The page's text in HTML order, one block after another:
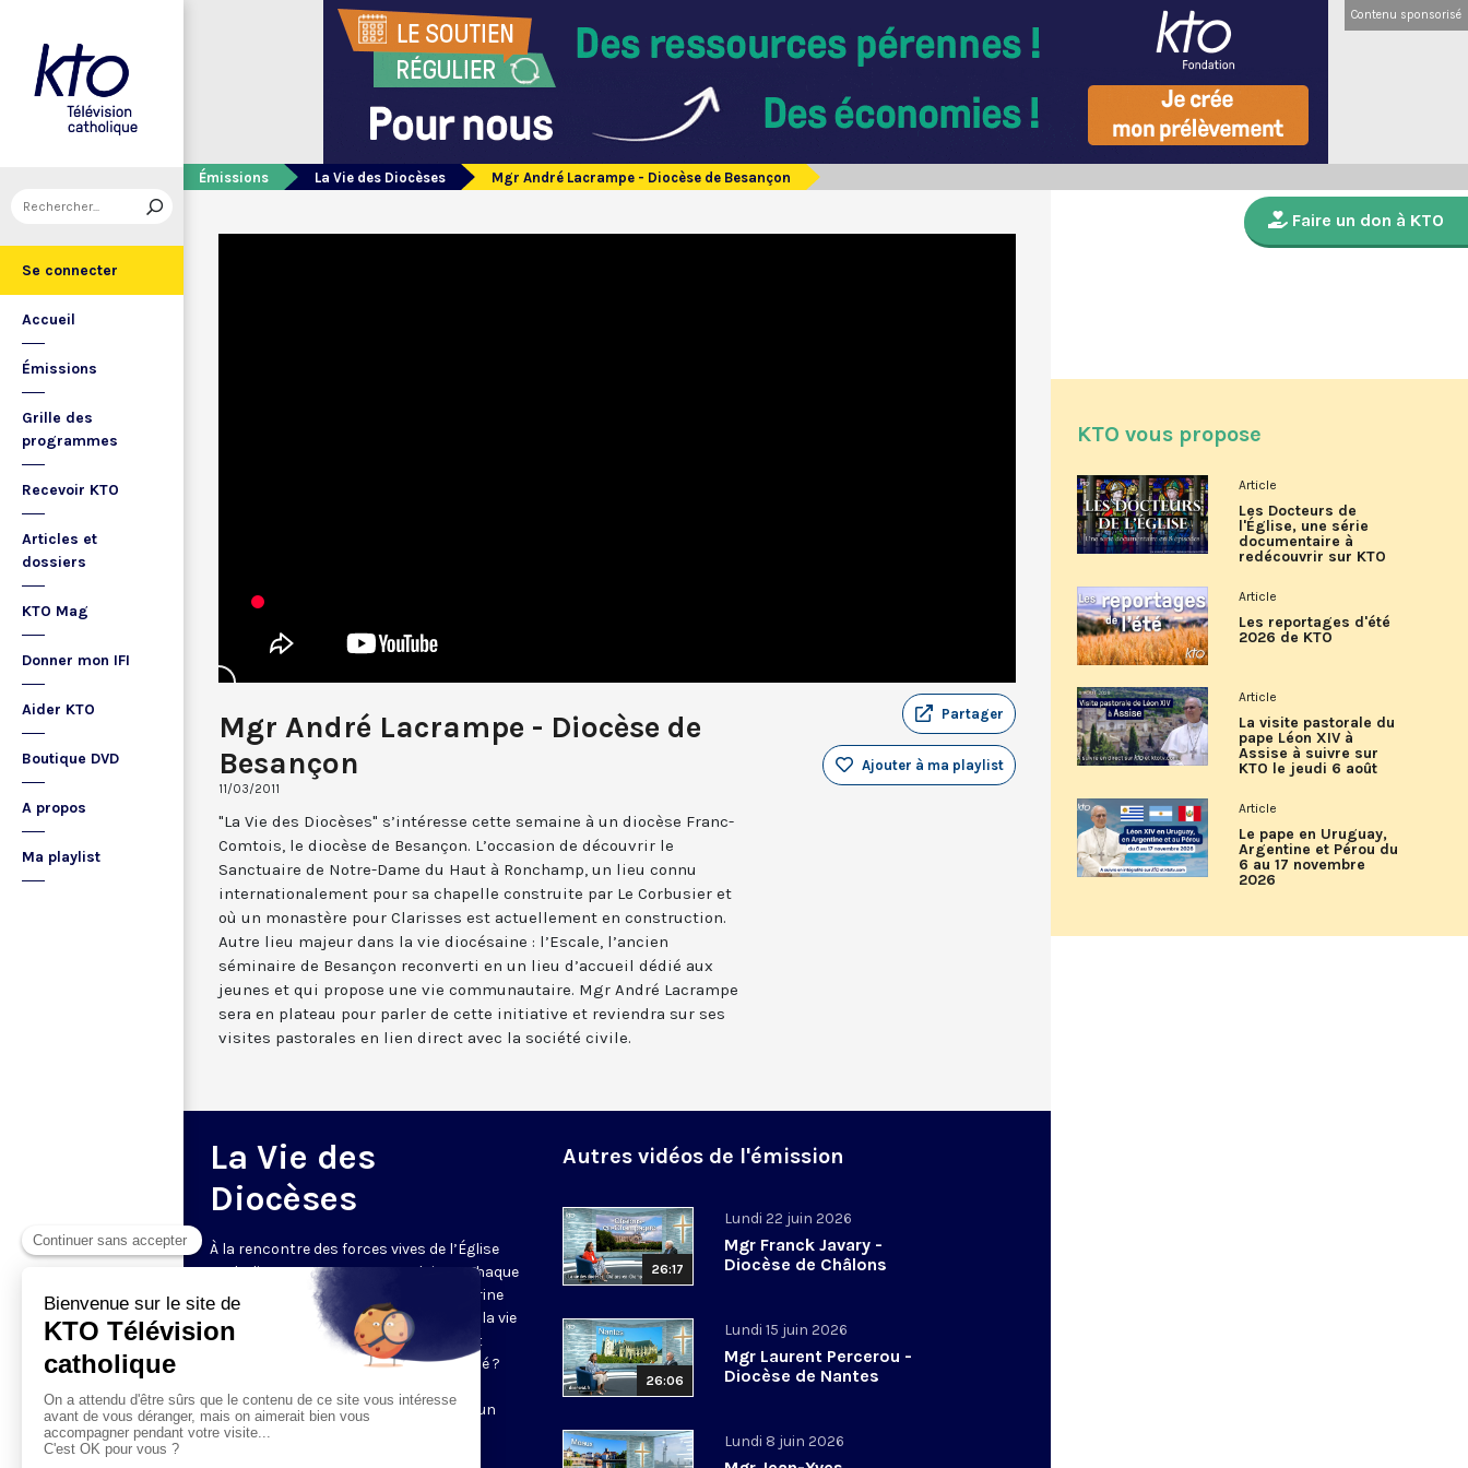
Se connecter
Accueil
Émissions
Grille des
programmes
Recevoir KTO
Articles et
dossiers
KTO Mag
Donner mon IFI
Aider KTO
Boutique DVD
A propos
Ma playlist
Contenu sponsorisé
Émissions La Vie des Diocèses Mgr André Lacrampe - Diocèse de Besançon
Mgr André Lacrampe - Diocèse de
Besançon
11/03/2011
Partager
Ajouter à ma playlist
"La Vie des Diocèses" s’intéresse cette semaine à un diocèse Franc-
Comtois, le diocèse de Besançon. L’occasion de découvrir le
Sanctuaire de Notre-Dame du Haut à Ronchamp, un lieu connu
internationalement pour sa chapelle construite par Le Corbusier et
où un monastère pour Clarisses est actuellement en construction.
Autre lieu majeur dans la vie diocésaine : l’Escale, l’ancien
séminaire de Besançon reconverti en un lieu d’accueil dédié aux
jeunes et qui propose une vie communautaire. Mgr André Lacrampe
sera en plateau pour parler de cette initiative et reviendra sur ses
visites pastorales en lien direct avec la société civile.
La Vie des
Diocèses
À la rencontre des forces vives de l’Église
catholique en France et en Belgique. Chaque
semaine, un évêque est reçu par Honorine
Grasset pour remettre en perspective la vie
et l’actualité de son diocèse. Comment
l’Evangile est-il concrètement annoncé ?
Reportages et interviews nourrissent un
échange franc et direct.
Autres vidéos de l'émission
26:17
Lundi 22 juin 2026
Mgr Franck Javary -
Diocèse de Châlons
26:06
Lundi 15 juin 2026
Mgr Laurent Percerou -
Diocèse de Nantes
Lundi 8 juin 2026
Faire un don à KTO
KTO vous propose
Article
Les Docteurs de
l'Église, une série
documentaire à
redécouvrir sur KTO
Article
Les reportages d'été
2026 de KTO
Article
La visite pastorale du
pape Léon XIV à
Assise à suivre sur
KTO le jeudi 6 août
Article
Le pape en Uruguay,
Argentine et Pérou du
6 au 17 novembre
2026